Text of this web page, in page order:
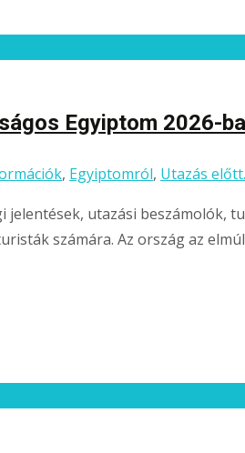
Egyiptom 2026-
, Egyiptomról, Utazás
jelentések, utazási beszámolók,
számára. Az ország az